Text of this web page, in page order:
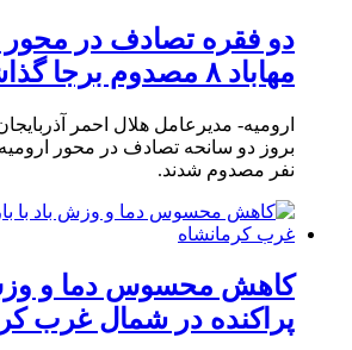
دو فقره تصادف در محور
مهاباد ۸ مصدوم برجا گذاشت
ارومیه- مدیرعامل هلال احمر
نفر مصدوم شدند.
کاهش محسوس دما و
پراکنده در شمال غرب